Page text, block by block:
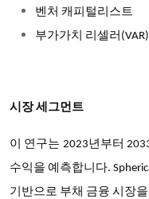
벤처 캐피털리스트
부가가치 리셀러(VAR)
시장 세그먼트
이 연구는 2023년부터
수익을 예측합니다.
기반으로 부채 금융 시장